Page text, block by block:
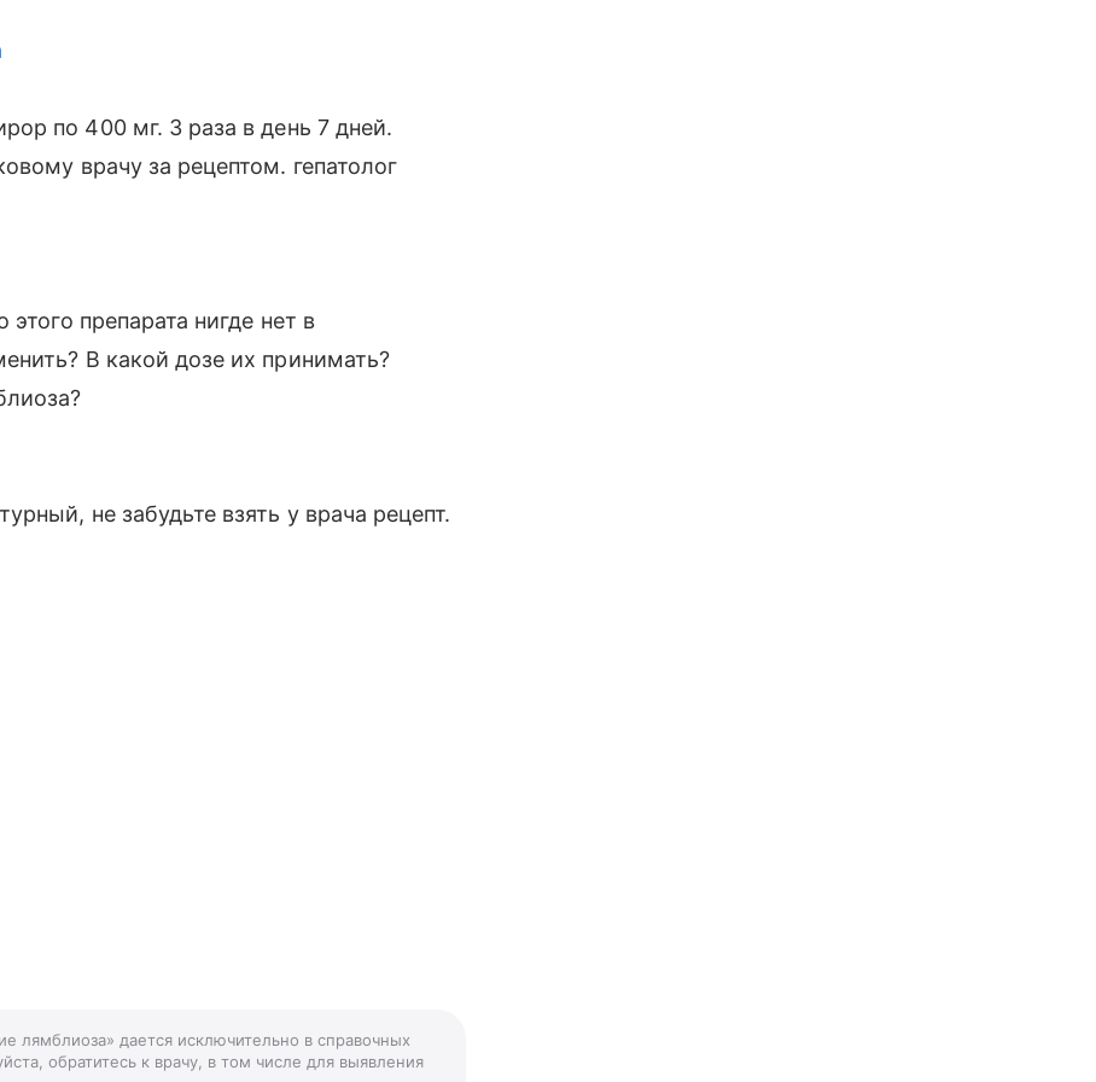
по 400 мг. 3 раза в день 7 дней.
врачу за рецептом. гепатолог
препарата нигде нет в
В какой дозе их принимать?
не забудьте взять у врача рецепт.
лямблиоза» дается исключительно в справочных
обратитесь к врачу, в том числе для выявления